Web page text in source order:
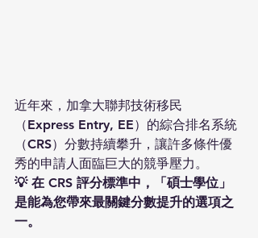
近年來，加拿大聯邦技術移民
（Express Entry, EE）的綜合排名系統
（CRS）分數持續攀升，讓許多條件優
秀的申請人面臨巨大的競爭壓力。
💡 在 CRS 評分標準中，「碩士學位」
是能為您帶來最關鍵分數提升的選項之
一。